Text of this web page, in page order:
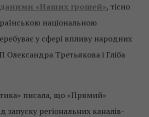
даними «Наших грошей», тісно
національною
у сфері впливу народних
Олександра Третьякова і Гліба
писала, що «Прямий»
запуску регіональних каналів-